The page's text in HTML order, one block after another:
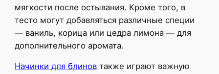
мягкости после остывания. Кроме того, в
тесто могут добавляться различные специи
— ваниль, корица или цедра лимона — для
дополнительного аромата.
Начинки для блинов также играют важную